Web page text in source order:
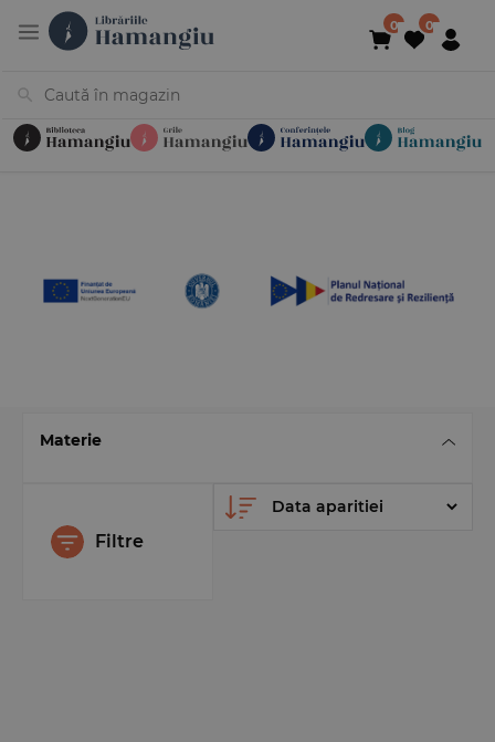
Materie
Filtre